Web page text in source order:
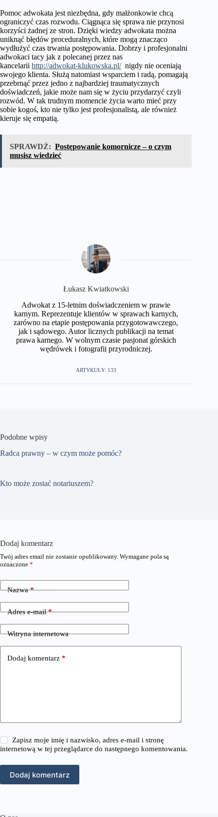
Pomoc adwokata jest niezbędna, gdy małżonkowie chcą
ograniczyć czas rozwodu. Ciągnąca się sprawa nie przynosi
korzyści żadnej ze stron. Dzięki wiedzy adwokata można
uniknąć błędów proceduralnych, które mogą znacząco
wydłużyć czas trwania postępowania. Dobrzy i profesjonalni
adwokaci tacy jak z polecanej przez nas
kancelarii http://adwokat-klukowska.pl/nigdy nie oceniają
swojego klienta. Służą natomiast wsparciem i radą, pomagają
przebrnąć przez jedno z najbardziej traumatycznych
doświadczeń, jakie może nam się w życiu przydarzyć czyli
rozwód. W tak trudnym momencie życia warto mieć przy
sobie kogoś, kto nie tylko jest profesjonalistą, ale również
kieruje się empatią.
SPRAWDŹ: Postępowanie komornicze – o czym
musisz wiedzieć
​Łukasz Kwiatkowski
Adwokat z 15-letnim doświadczeniem w prawie
karnym. Reprezentuje klientów w sprawach karnych,
zarówno na etapie postępowania przygotowawczego,
jak i sądowego. Autor licznych publikacji na temat
prawa karnego. W wolnym czasie pasjonat górskich
wędrówek i fotografii przyrodniczej.​
ARTYKUŁY: 133
Podobne wpisy
Radca prawny – w czym może pomóc?
Kto może zostać notariuszem?
Dodaj komentarz
Twój adres email nie zostanie opublikowany. Wymagane pola są
oznaczone *
Nazwa*
Adres e-mail*
Witryna internetowa
Dodaj komentarz *
Zapisz moje imię i nazwisko, adres e-mail i stronę
internetową w tej przeglądarce do następnego komentowania.
Dodaj komentarz